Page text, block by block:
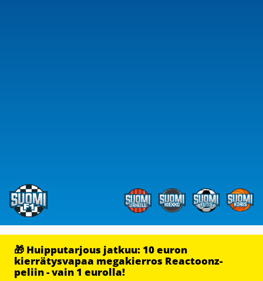
🎁 Huipputarjous jatkuu: 10 euron
kierrätysvapaa megakierros Reactoonz-
peliin - vain 1 eurolla!